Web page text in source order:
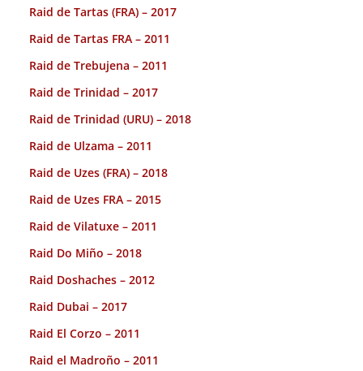
Raid de Tartas (FRA) – 2017
Raid de Tartas FRA – 2011
Raid de Trebujena – 2011
Raid de Trinidad – 2017
Raid de Trinidad (URU) – 2018
Raid de Ulzama – 2011
Raid de Uzes (FRA) – 2018
Raid de Uzes FRA – 2015
Raid de Vilatuxe – 2011
Raid Do Miño – 2018
Raid Doshaches – 2012
Raid Dubai – 2017
Raid El Corzo – 2011
Raid el Madroño – 2011